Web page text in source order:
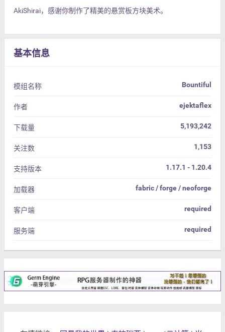
AkiShirai，感谢你制作了精美的悬赏板方块美术。
基本信息
模组名称 Bountiful
作者 ejektaflex
下载量 5,193,242
关注数 1,153
支持版本 1.17.1 - 1.20.4
加载器 fabric / forge / neoforge
客户端 required
服务端 required